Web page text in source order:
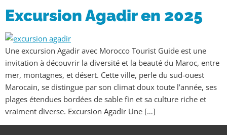
Excursion Agadir en 2025
Une excursion Agadir avec Morocco Tourist Guide est une
invitation à découvrir la diversité et la beauté du Maroc, entre
mer, montagnes, et désert. Cette ville, perle du sud-ouest
Marocain, se distingue par son climat doux toute l’année, ses
plages étendues bordées de sable fin et sa culture riche et
vraiment diverse. Excursion Agadir Une […]